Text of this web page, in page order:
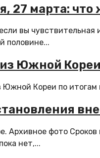
27 марта:
вы
половине...
Южной Кореи
Кореи по итогам
Архивное фото
нет,...